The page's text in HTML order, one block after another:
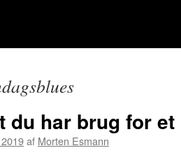
du har brug for
af Morten Esmann